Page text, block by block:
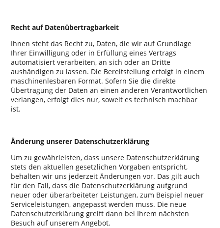
Recht auf Datenübertragbarkeit
Ihnen steht das Recht zu, Daten, die wir auf Grundlage
Ihrer Einwilligung oder in Erfüllung eines Vertrags
automatisiert verarbeiten, an sich oder an Dritte
aushändigen zu lassen. Die Bereitstellung erfolgt in einem
maschinenlesbaren Format. Sofern Sie die direkte
Übertragung der Daten an einen anderen Verantwortlichen
verlangen, erfolgt dies nur, soweit es technisch machbar
ist.
Änderung unserer Datenschutzerklärung
Um zu gewährleisten, dass unsere Datenschutzerklärung
stets den aktuellen gesetzlichen Vorgaben entspricht,
behalten wir uns jederzeit Änderungen vor. Das gilt auch
für den Fall, dass die Datenschutzerklärung aufgrund
neuer oder überarbeiteter Leistungen, zum Beispiel neuer
Serviceleistungen, angepasst werden muss. Die neue
Datenschutzerklärung greift dann bei Ihrem nächsten
Besuch auf unserem Angebot.